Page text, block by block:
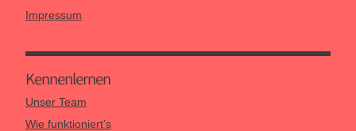
Impressum
Kennen­lernen
Unser Team
Wie funktioniert’s